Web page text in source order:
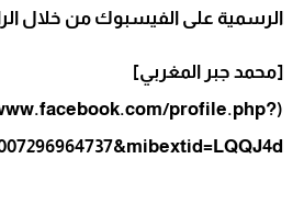
الرسمية على الفيسبوك من خلال
[محمد جبر المغربي]
profile.php?